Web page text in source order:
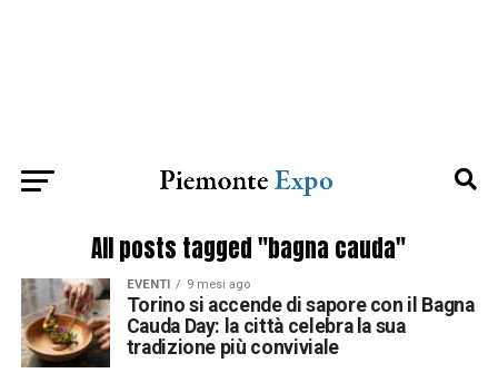
All posts tagged "bagna cauda"
EVENTI 9 mesi ago
Torino si accende di sapore con il Bagna
Cauda Day: la città celebra la sua
tradizione più conviviale